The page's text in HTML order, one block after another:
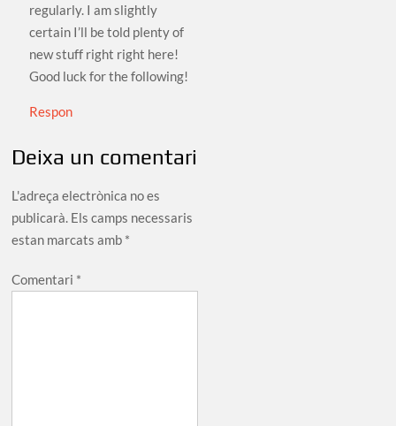
regularly. I am slightly
certain I’ll be told plenty of
new stuff right right here!
Good luck for the following!
Respon
Deixa un comentari
L'adreça electrònica no es
publicarà. Els camps necessaris
estan marcats amb *
Comentari *